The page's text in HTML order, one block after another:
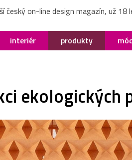
český on-line design magazín, už 18
interiér produkty
ekologických